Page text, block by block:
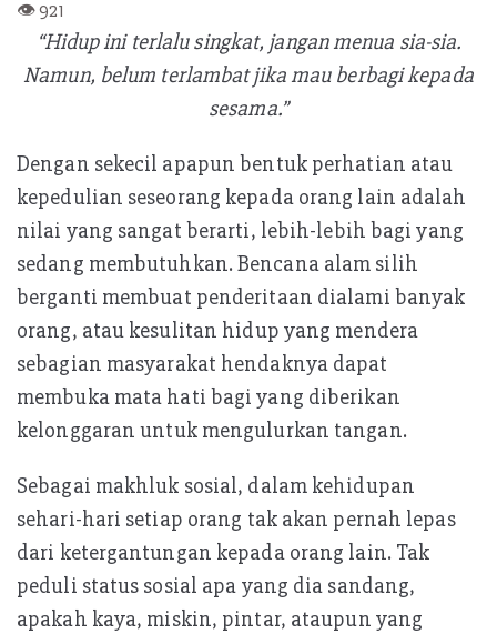
b
oo
k
itt
er
at
s
A
p
“Hidup ini terlalu singkat, jangan menua sia-sia.
Namun, belum terlambat jika mau berbagi kepada
sesama.”
Dengan sekecil apapun bentuk perhatian atau
kepedulian seseorang kepada orang lain adalah
nilai yang sangat berarti, lebih-lebih bagi yang
sedang membutuhkan. Bencana alam silih
berganti membuat penderitaan dialami banyak
orang, atau kesulitan hidup yang mendera
sebagian masyarakat hendaknya dapat
membuka mata hati bagi yang diberikan
kelonggaran untuk mengulurkan tangan.
Sebagai makhluk sosial, dalam kehidupan
sehari-hari setiap orang tak akan pernah lepas
dari ketergantungan kepada orang lain. Tak
peduli status sosial apa yang dia sandang,
apakah kaya, miskin, pintar, ataupun yang